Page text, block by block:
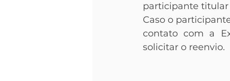
participante titular
Caso o
contato com a
solicitar o reenvio.